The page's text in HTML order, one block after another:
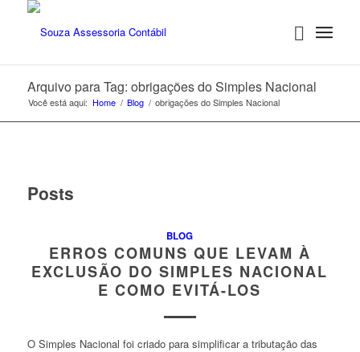
Arquivo para Tag: obrigações do Simples Nacional
Você está aqui: Home / Blog / obrigações do Simples Nacional
Posts
BLOG
ERROS COMUNS QUE LEVAM À
EXCLUSÃO DO SIMPLES NACIONAL
E COMO EVITÁ-LOS
O Simples Nacional foi criado para simplificar a tributação das